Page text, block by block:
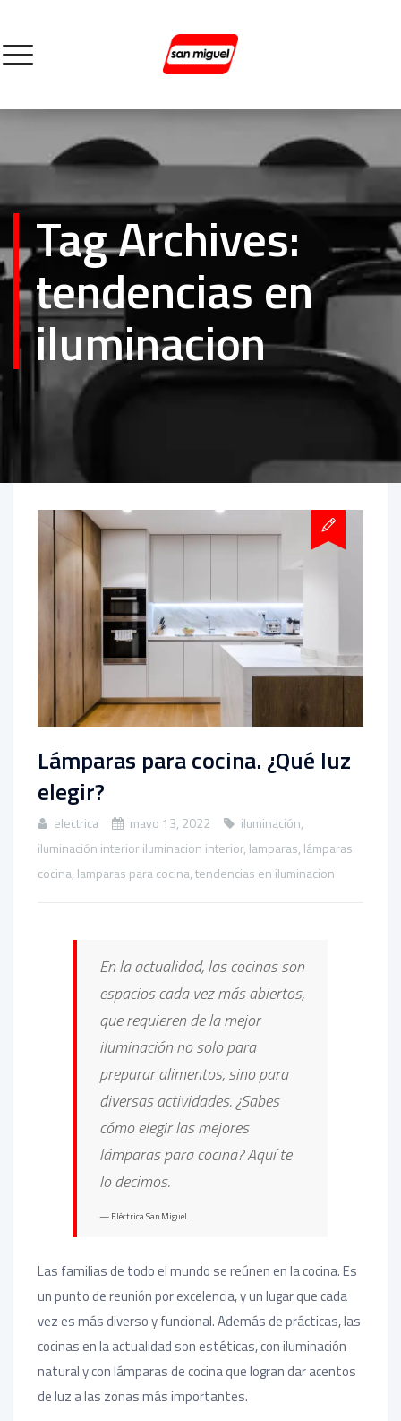
Tag Archives:
tendencias en
iluminacion
Lámparas para cocina. ¿Qué luz
elegir?
electrica mayo 13, 2022 iluminación,
iluminación interior iluminacion interior, lamparas, lámparas
cocina, lamparas para cocina,tendencias en iluminacion
En la actualidad, las cocinas son
espacios cada vez más abiertos,
que requieren de la mejor
iluminación no solo para
preparar alimentos, sino para
diversas actividades. ¿Sabes
cómo elegir las mejores
lámparas para cocina? Aquí te
lo decimos.
Eléctrica San Miguel.
Las familias de todo el mundo se reúnen en la cocina. Es
un punto de reunión por excelencia, y un lugar que cada
vez es más diverso y funcional. Además de prácticas, las
cocinas en la actualidad son estéticas, con iluminación
natural y con lámparas de cocina que logran dar acentos
de luz a las zonas más importantes.